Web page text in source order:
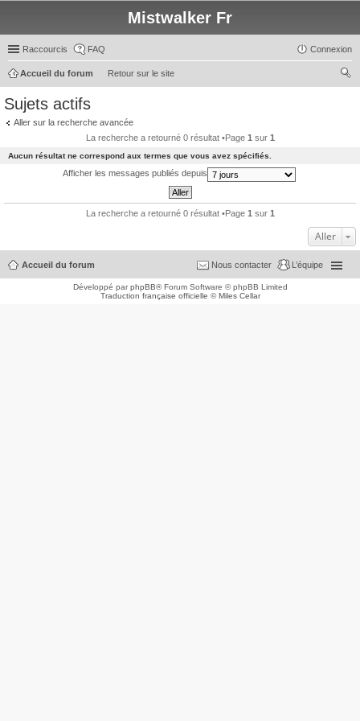
Mistwalker Fr
Raccourcis FAQ Connexion
Retour sur le site
Accueil du forum
Sujets actifs
Aller sur la recherche avancée
La recherche a retourné 0 résultat •Page 1 sur 1
Aucun résultat ne correspond aux termes que vous avez spécifiés.
Afficher les messages publiés depuis
La recherche a retourné 0 résultat •Page 1 sur 1
Aller
Accueil du forum L’équipe
Nous contacter
Développé parphpBB® Forum Software © phpBB Limited
Traduction française officielle ©Miles Cellar